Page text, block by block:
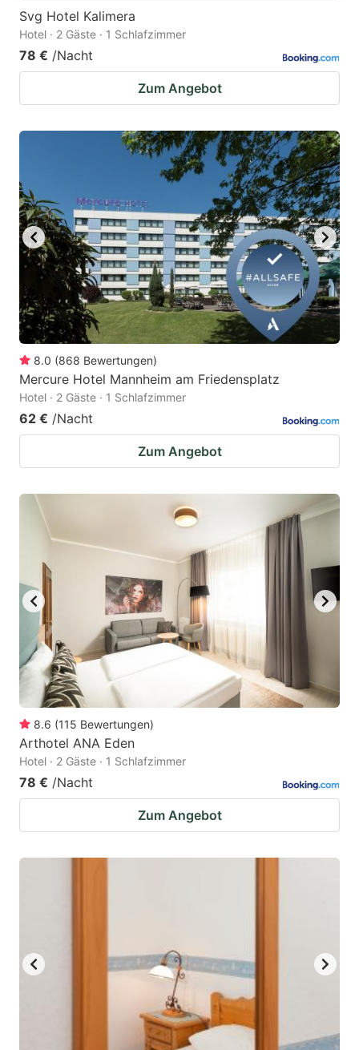
changing
dates.
Svg Hotel Kalimera
Hotel · 2 Gäste · 1 Schlafzimmer
78 € /Nacht
Zum Angebot
8.0 (868 Bewertungen)
Mercure Hotel Mannheim am Friedensplatz
Hotel · 2 Gäste · 1 Schlafzimmer
62 € /Nacht
Zum Angebot
8.6 (115 Bewertungen)
Arthotel ANA Eden
Hotel · 2 Gäste · 1 Schlafzimmer
78 € /Nacht
Zum Angebot